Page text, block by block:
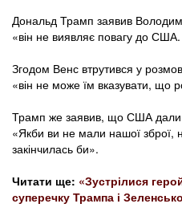
Дональд Трамп заявив
«він не виявляє повагу до
Згодом Венс втрутився у
«він не може їм вказувати, що
Трамп же заявив, що США дали
«Якби ви не мали нашої зброї,
закінчилась би».
Читати ще: «Зустрілися
суперечку Трампа і